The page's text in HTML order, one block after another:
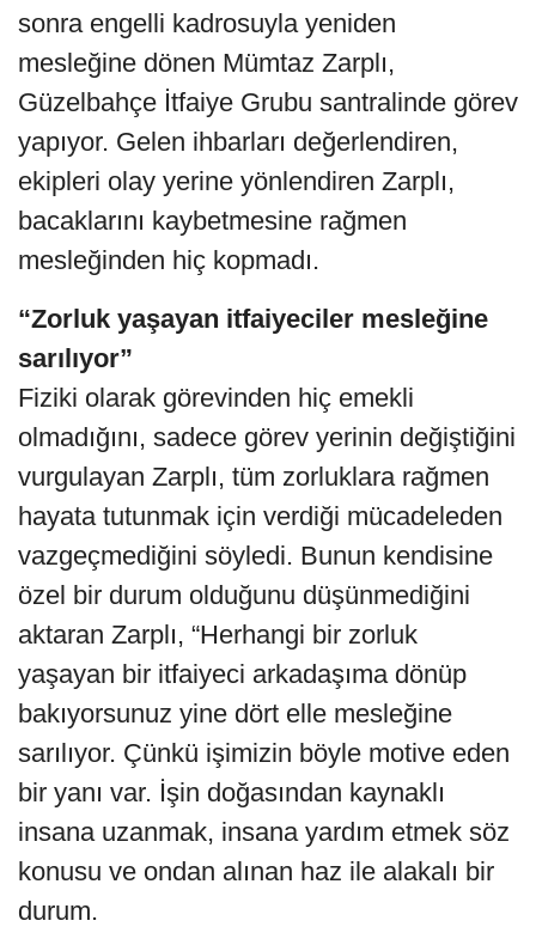
sonra engelli kadrosuyla yeniden
mesleğine dönen Mümtaz Zarplı,
Güzelbahçe İtfaiye Grubu santralinde görev
yapıyor. Gelen ihbarları değerlendiren,
ekipleri olay yerine yönlendiren Zarplı,
bacaklarını kaybetmesine rağmen
mesleğinden hiç kopmadı.
“Zorluk yaşayan itfaiyeciler mesleğine
sarılıyor”
Fiziki olarak görevinden hiç emekli
olmadığını, sadece görev yerinin değiştiğini
vurgulayan Zarplı, tüm zorluklara rağmen
hayata tutunmak için verdiği mücadeleden
vazgeçmediğini söyledi. Bunun kendisine
özel bir durum olduğunu düşünmediğini
aktaran Zarplı, “Herhangi bir zorluk
yaşayan bir itfaiyeci arkadaşıma dönüp
bakıyorsunuz yine dört elle mesleğine
sarılıyor. Çünkü işimizin böyle motive eden
bir yanı var. İşin doğasından kaynaklı
insana uzanmak, insana yardım etmek söz
konusu ve ondan alınan haz ile alakalı bir
durum.